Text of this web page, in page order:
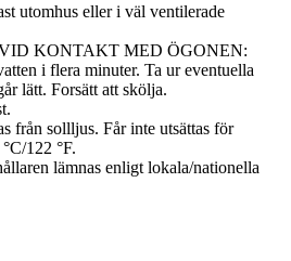
utomhus eller i väl ventilerade
VID KONTAKT MED ÖGONEN:
i flera minuter. Ta ur eventuella
lätt. Forsätt att skölja.
från sollljus. Får inte utsättas för
122 °F.
lämnas enligt lokala/nationella